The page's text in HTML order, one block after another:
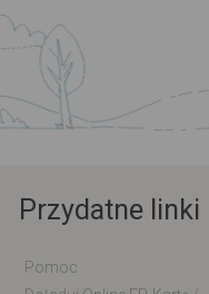
Przydatne linki
Pomoc